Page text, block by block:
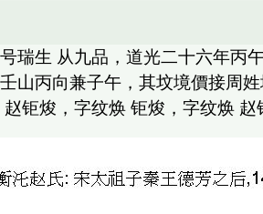
瑞生 从九品，道光二十六年丙
山丙向兼子午，其坟境價接周
钜焌，字纹焕 钜焌，字纹焕